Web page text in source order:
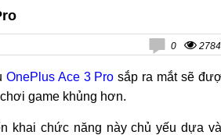
0 2784
OnePlus Ace 3 Pro sắp ra mắt sẽ
game khủng hơn.
khai chức năng này chủ yếu dựa